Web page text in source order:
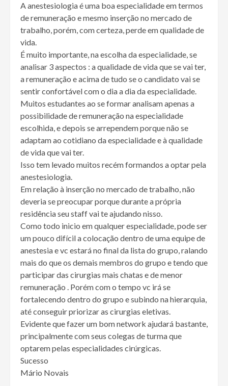
A anestesiologia é uma boa especialidade em termos
de remuneração e mesmo inserção no mercado de
trabalho, porém, com certeza, perde em qualidade de
vida.
É muito importante, na escolha da especialidade, se
analisar 3 aspectos : a qualidade de vida que se vai ter,
a remuneração e acima de tudo se o candidato vai se
sentir confortável com o dia a dia da especialidade.
Muitos estudantes ao se formar analisam apenas a
possibilidade de remuneração na especialidade
escolhida, e depois se arrependem porque não se
adaptam ao cotidiano da especialidade e à qualidade
de vida que vai ter.
Isso tem levado muitos recém formandos a optar pela
anestesiologia.
Em relação à inserção no mercado de trabalho, não
deveria se preocupar porque durante a própria
residência seu staff vai te ajudando nisso.
Como todo inicio em qualquer especialidade, pode ser
um pouco difícil a colocação dentro de uma equipe de
anestesia e vc estará no final da lista do grupo, ralando
mais do que os demais membros do grupo e tendo que
participar das cirurgias mais chatas e de menor
remuneração . Porém com o tempo vc irá se
fortalecendo dentro do grupo e subindo na hierarquia,
até conseguir priorizar as cirurgias eletivas.
Evidente que fazer um bom network ajudará bastante,
principalmente com seus colegas de turma que
optarem pelas especialidades cirúrgicas.
Sucesso
Mário Novais